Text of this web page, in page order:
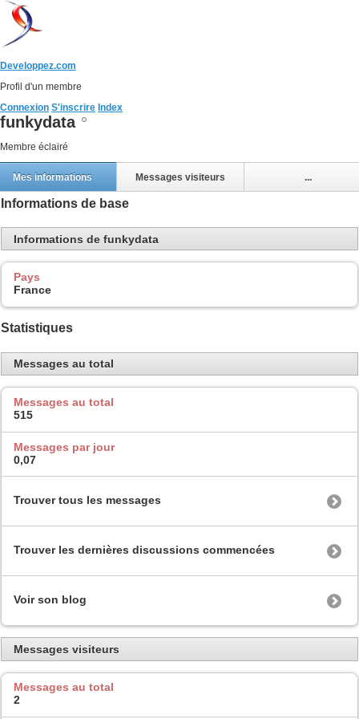
Developpez.com
Profil d'un membre
Connexion S'inscrire Index
funkydata
Membre éclairé
Mes informations Messages visiteurs ...
Informations de base
Informations de funkydata
Pays
France
Statistiques
Messages au total
Messages au total
515
Messages par jour
0,07
Trouver tous les messages
Trouver les dernières discussions commencées
Voir son blog
Messages visiteurs
Messages au total
2